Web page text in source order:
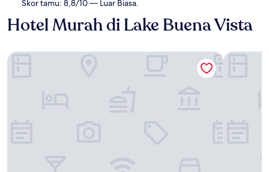
Skor tamu: 8,8/10 — Luar Biasa.
Hotel Murah di Lake Buena Vista
Kompose Boutique Resort at Theme Parks